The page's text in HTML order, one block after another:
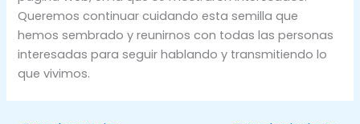
Queremos continuar cuidando esta semilla que
hemos sembrado y reunirnos con todas las personas
interesadas para seguir hablando y transmitiendo lo
que vivimos.